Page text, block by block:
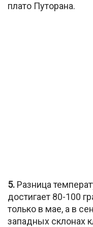
плато Путорана.
5. Разница
достигает 80-100
только в мае, а в
западных склонах